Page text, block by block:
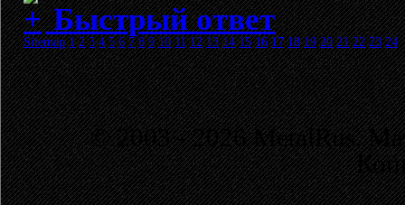
Быстрый ответ
Sitemap 1 2 3 4 5 6 7 8 9 10 11 12 13 14 15 16 17 18 19 20 21 22 23 24
© 2003 - 2026 MetalRus.